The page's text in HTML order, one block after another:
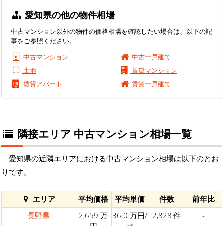
愛知県の他の物件相場
中古マンション以外の物件の価格相場を確認したい場合は、以下の記
事をご参照ください。
中古マンション
中古一戸建て
土地
賃貸マンション
賃貸アパート
賃貸一戸建て
隣接エリア 中古マンション相場一覧
愛知県の近隣エリアにおける中古マンション相場は以下のとお
りです。
エリア 平均価格 平均単価 件数
前年比
長野県
2,659 万 36.0 万円/ 2,828 件 -